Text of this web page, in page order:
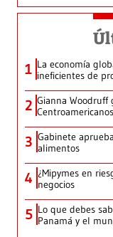
1 La economía
ineficientes de
2 Gianna Woodruff
3 Gabinete
alimentos
4 ¿Mipymes en
negocios
5 Lo que debes
Panamá y el